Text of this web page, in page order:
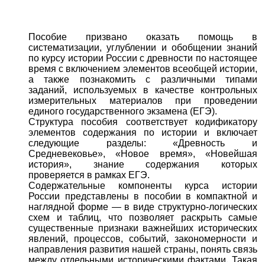
Пособие призвано оказать помощь в
систематизации, углублении и обобщении знаний
по курсу истории России с древности по настоящее
время с включением элементов всеобщей истории,
а также познакомить с различными типами
заданий, используемых в качестве контрольных
измерительных материалов при проведении
единого государственного экзамена (ЕГЭ).
Структура пособия соответствует кодификатору
элементов содержания по истории и включает
следующие разделы: «Древность и
Средневековье», «Новое время», «Новейшая
история», знание содержания которых
проверяется в рамках ЕГЭ.
Содержательные компоненты курса истории
России представлены в пособии в компактной и
наглядной форме — в виде структурно-логических
схем и таблиц, что позволяет раскрыть самые
существенные признаки важнейших исторических
явлений, процессов, событий, закономерности и
направления развития нашей страны, понять связь
между отдельными историческими фактами. Такая